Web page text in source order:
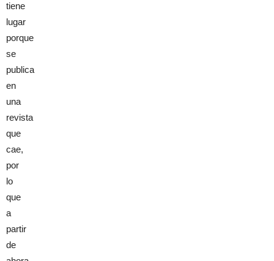
tiene
lugar
porque
se
publica
en
una
revista
que
cae,
por
lo
que
a
partir
de